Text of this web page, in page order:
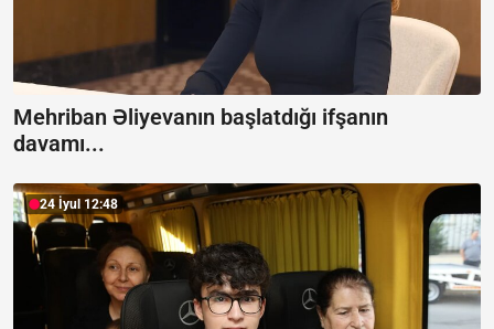
Mehriban Əliyevanın başlatdığı ifşanın
davamı...
24 İyul 12:48